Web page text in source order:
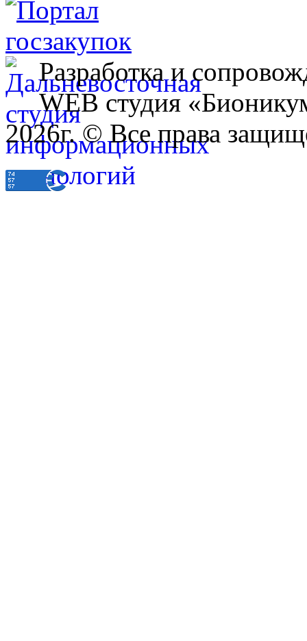
Разработка и
WEB студия
2026г. © Все права